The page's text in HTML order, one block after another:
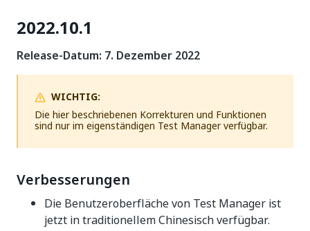
2022.10.1
Release-Datum: 7. Dezember 2022
WICHTIG:
Die hier beschriebenen Korrekturen und Funktionen
sind nur im eigenständigen Test Manager verfügbar.
Verbesserungen
Die Benutzeroberfläche von Test Manager ist
jetzt in traditionellem Chinesisch verfügbar.